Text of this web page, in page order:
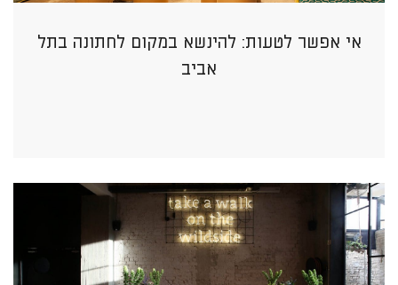
אי אפשר לטעות: להינשא במקום לחתונה בתל
אביב